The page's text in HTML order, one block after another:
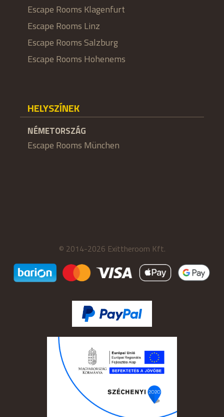
Escape Rooms Klagenfurt
Escape Rooms Linz
Escape Rooms Salzburg
Escape Rooms Hohenems
HELYSZÍNEK
NÉMETORSZÁG
Escape Rooms München
© 2014-2026 Exittheroom Kft.